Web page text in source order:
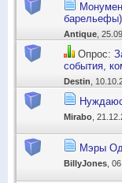
барельефы)
Antique ,
Опрос:
события,
Destin ,
Mirabo ,
Мэры
BillyJones ,